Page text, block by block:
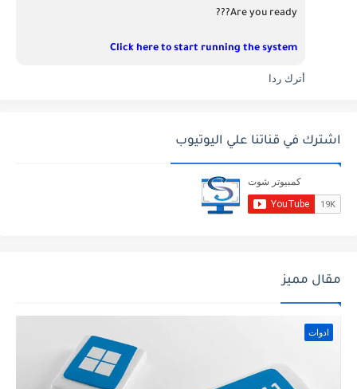
Are you ready???
Click here to start running the system
أترك ردا
اشترك في قناتنا علي اليوتيوب
مقال مميز
ادوات